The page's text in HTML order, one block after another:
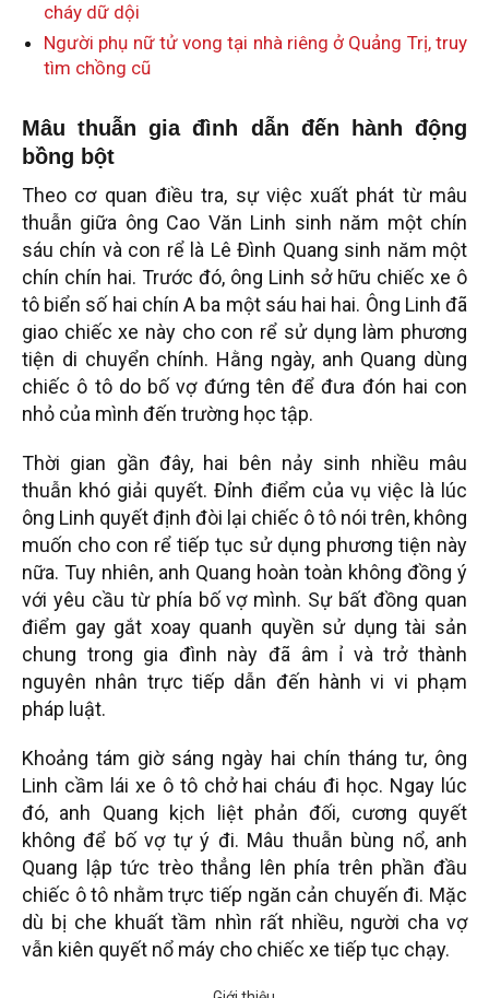
cháy dữ dội
Người phụ nữ tử vong tại nhà riêng ở Quảng Trị, truy
tìm chồng cũ
Mâu thuẫn gia đình dẫn đến hành động
bồng bột
Theo cơ quan điều tra, sự việc xuất phát từ mâu
thuẫn giữa ông Cao Văn Linh sinh năm một chín
sáu chín và con rể là Lê Đình Quang sinh năm một
chín chín hai. Trước đó, ông Linh sở hữu chiếc xe ô
tô biển số hai chín A ba một sáu hai hai. Ông Linh đã
giao chiếc xe này cho con rể sử dụng làm phương
tiện di chuyển chính. Hằng ngày, anh Quang dùng
chiếc ô tô do bố vợ đứng tên để đưa đón hai con
nhỏ của mình đến trường học tập.
Thời gian gần đây, hai bên nảy sinh nhiều mâu
thuẫn khó giải quyết. Đỉnh điểm của vụ việc là lúc
ông Linh quyết định đòi lại chiếc ô tô nói trên, không
muốn cho con rể tiếp tục sử dụng phương tiện này
nữa. Tuy nhiên, anh Quang hoàn toàn không đồng ý
với yêu cầu từ phía bố vợ mình. Sự bất đồng quan
điểm gay gắt xoay quanh quyền sử dụng tài sản
chung trong gia đình này đã âm ỉ và trở thành
nguyên nhân trực tiếp dẫn đến hành vi vi phạm
pháp luật.
Khoảng tám giờ sáng ngày hai chín tháng tư, ông
Linh cầm lái xe ô tô chở hai cháu đi học. Ngay lúc
đó, anh Quang kịch liệt phản đối, cương quyết
không để bố vợ tự ý đi. Mâu thuẫn bùng nổ, anh
Quang lập tức trèo thẳng lên phía trên phần đầu
chiếc ô tô nhằm trực tiếp ngăn cản chuyến đi. Mặc
dù bị che khuất tầm nhìn rất nhiều, người cha vợ
vẫn kiên quyết nổ máy cho chiếc xe tiếp tục chạy.